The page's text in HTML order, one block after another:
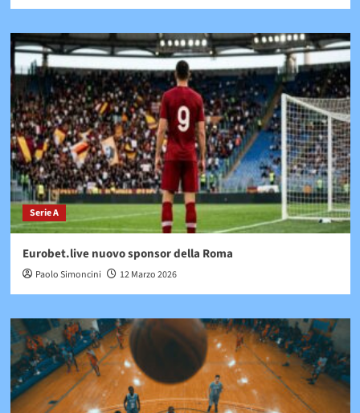
Serie A
Eurobet.live nuovo sponsor della Roma
Paolo Simoncini 12 Marzo 2026